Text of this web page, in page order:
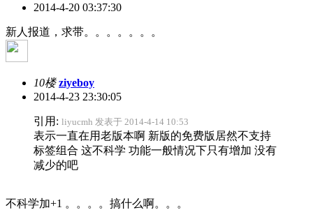
2014-4-20 03:37:30
新人报道，求带。。。。。。。
10楼 ziyeboy
2014-4-23 23:30:05
引用: liyucmh 发表于 2014-4-14 10:53
表示一直在用老版本啊 新版的免费版居然不支持
标签组合 这不科学 功能一般情况下只有增加 没有
减少的吧
不科学加+1 。。。。搞什么啊。。。